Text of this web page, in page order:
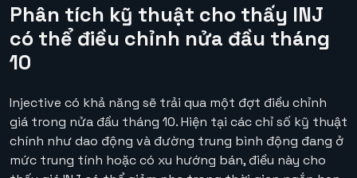
Phân tích kỹ thuật cho thấy INJ
có thể điều chỉnh nửa đầu tháng
10
Injective có khả năng sẽ trải qua một đợt điều chỉnh
giá trong nửa đầu tháng 10. Hiện tại các chỉ số kỹ thuật
chính như dao động và đường trung bình động đang ở
mức trung tính hoặc có xu hướng bán, điều này cho